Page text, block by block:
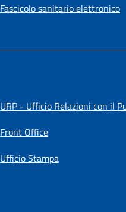
Fascicolo sanitario elettronico
URP - Ufficio Relazioni con il
Front Office
Ufficio Stampa